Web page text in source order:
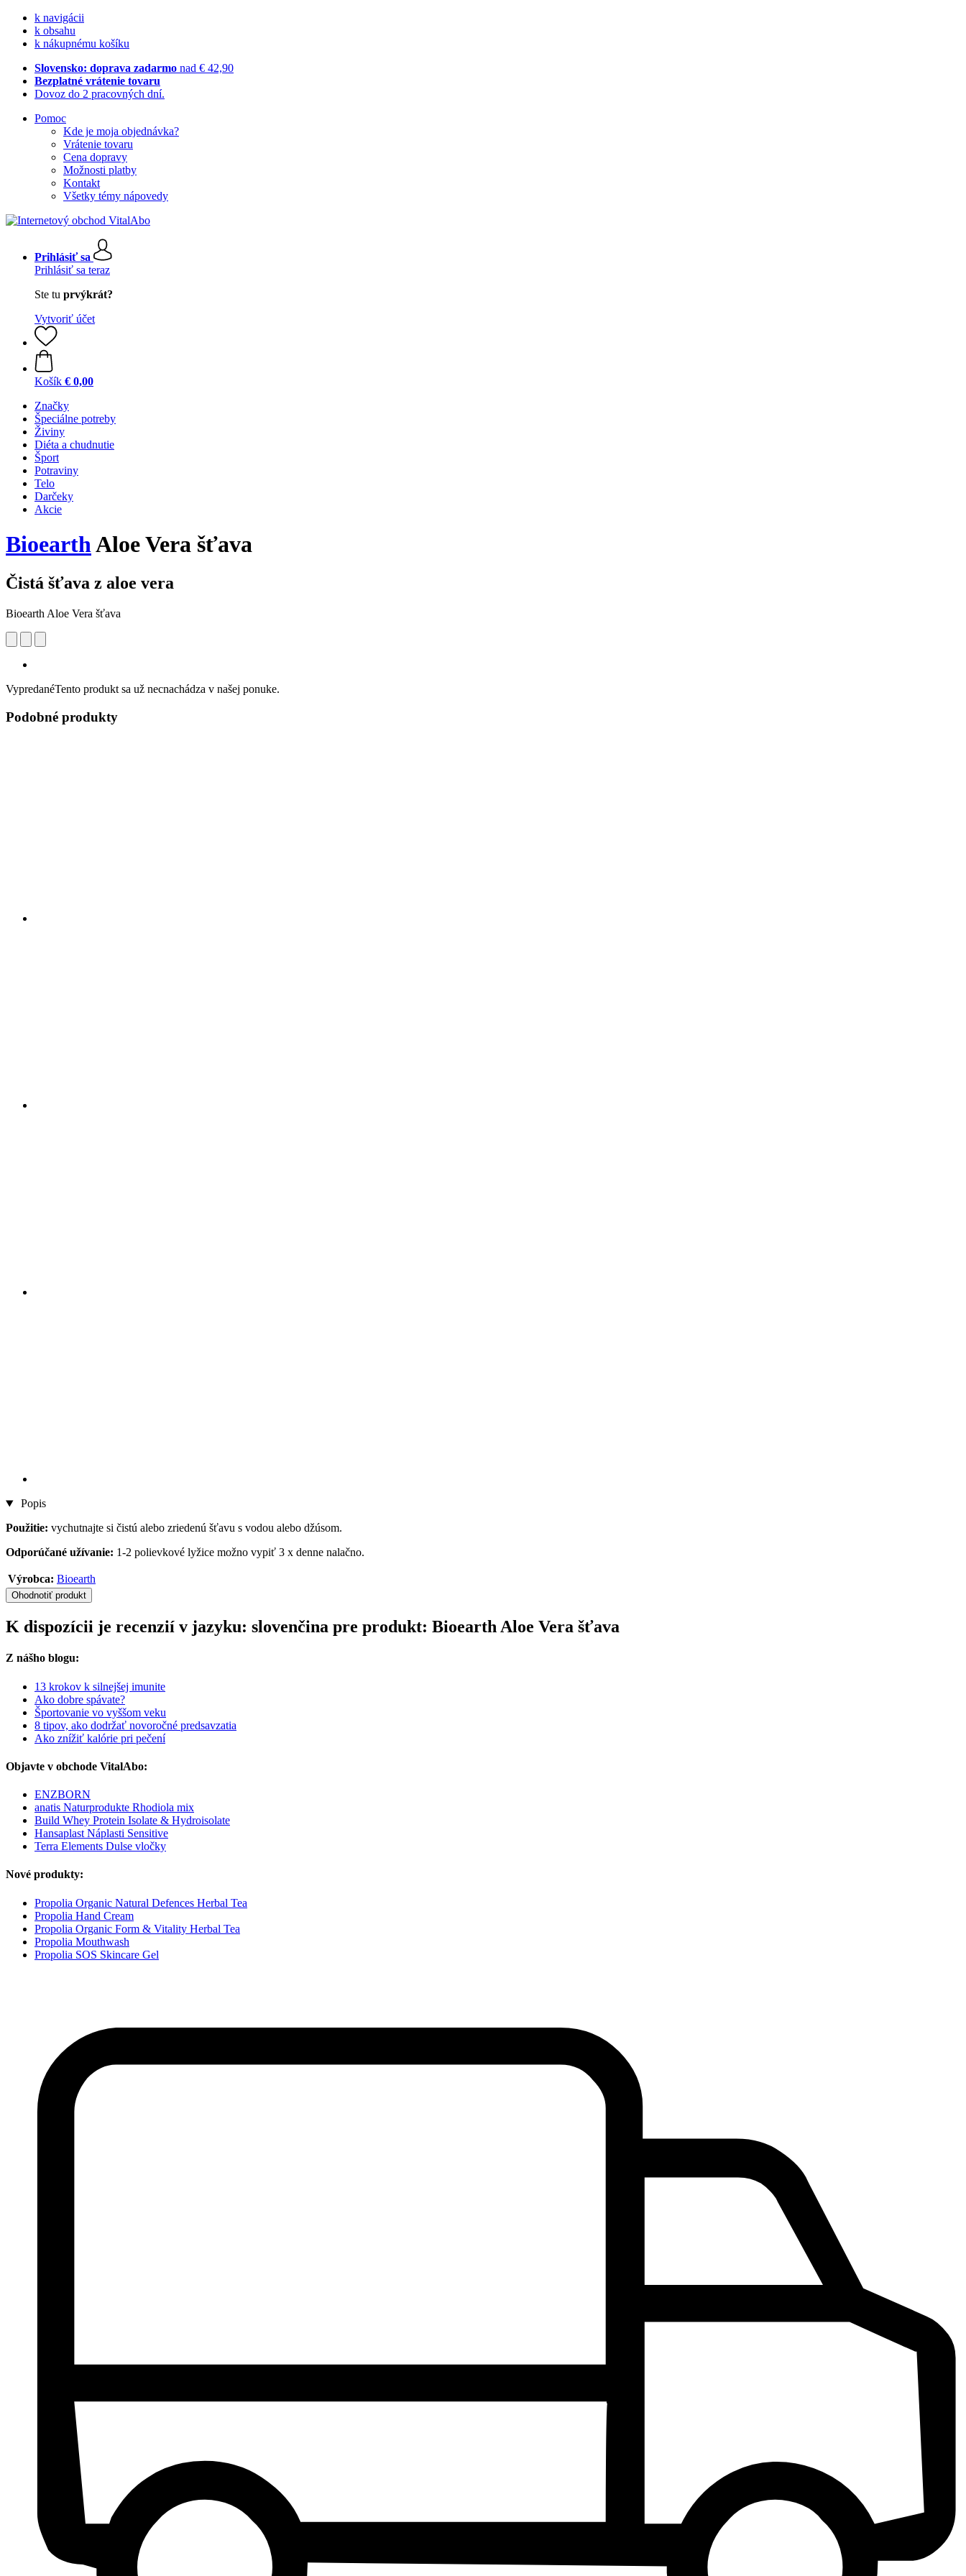
k navigácii
k obsahu
k nákupnému košíku
Slovensko: doprava zadarmo nad € 42,90
Bezplatné vrátenie tovaru
Dovoz do 2 pracovných dní.
Pomoc
Kde je moja objednávka?
Vrátenie tovaru
Cena dopravy
Možnosti platby
Kontakt
Všetky témy nápovedy
Prihlásiť sa
Prihlásiť sa teraz
Ste tu prvýkrát?
Vytvoriť účet
Košík € 0,00
Značky
Špeciálne potreby
Živiny
Diéta a chudnutie
Šport
Potraviny
Telo
Darčeky
Akcie
BioearthAloe Vera šťava
Čistá šťava z aloe vera
Bioearth Aloe Vera šťava
VypredanéTento produkt sa už necnachádza v našej ponuke.
Podobné produkty
Popis
Použitie: vychutnajte si čistú alebo zriedenú šťavu s vodou alebo džúsom.
Odporúčané užívanie: 1-2 polievkové lyžice možno vypiť 3 x denne nalačno.
Výrobca: Bioearth
Ohodnotiť produkt
K dispozícii je recenzií v jazyku: slovenčina pre produkt: Bioearth Aloe Vera šťava
Z nášho blogu:
13 krokov k silnejšej imunite
Ako dobre spávate?
Športovanie vo vyššom veku
8 tipov, ako dodržať novoročné predsavzatia
Ako znížiť kalórie pri pečení
Objavte v obchode VitalAbo:
ENZBORN
anatis Naturprodukte Rhodiola mix
Build Whey Protein Isolate & Hydroisolate
Hansaplast Náplasti Sensitive
Terra Elements Dulse vločky
Nové produkty:
Propolia Organic Natural Defences Herbal Tea
Propolia Hand Cream
Propolia Organic Form & Vitality Herbal Tea
Propolia Mouthwash
Propolia SOS Skincare Gel